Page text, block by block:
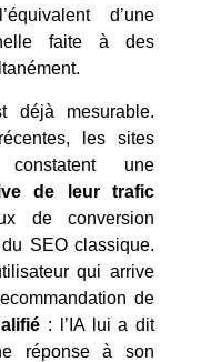
d’une
faite à des
déjà mesurable.
les sites
une
de leur trafic
de conversion
SEO classique.
qui arrive
de
: l’IA lui a dit
réponse à son